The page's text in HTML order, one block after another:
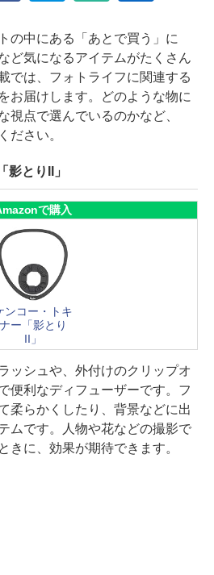
の中にある「あとで買う」に
ど気になるアイテムがたくさん
では、フォトライフに関連する
お届けします。どのような物に
視点で選んでいるのかなど、
ださい。
影とりII」
で購入
ンコー・トキ
ナー「影とり
II」
ッシュや、外付けのクリップオ
便利なディフューザーです。フ
柔らかくしたり、背景などに出
ムです。人物や花などの撮影で
きに、効果が期待できます。